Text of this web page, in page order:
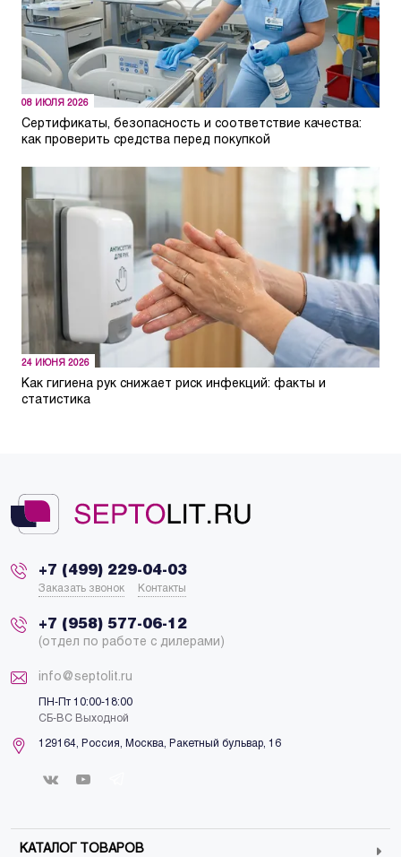
08 ИЮЛЯ 2026
Сертификаты, безопасность и соответствие качества:
как проверить средства перед покупкой
24 ИЮНЯ 2026
Как гигиена рук снижает риск инфекций: факты и
статистика
+7 (499) 229-04-03
Заказать звонок Контакты
+7 (958) 577-06-12
(отдел по работе с дилерами)
info@septolit.ru
ПН-Пт 10:00-18:00
СБ-ВС Выходной
129164, Россия, Москва, Ракетный бульвар, 16
КАТАЛОГ ТОВАРОВ